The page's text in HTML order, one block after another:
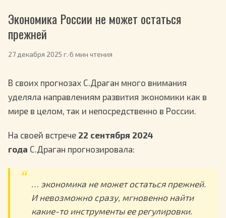
Экономика России не может остаться
прежней
27 декабря 2025 г.·6 мин чтения
В своих прогнозах С.Драган много внимания
уделяла направлениям развития экономики как в
мире в целом, так и непосредственно в России.
На своей встрече 22 сентября 2024
года С.Драган прогнозировала:
… экономика не может остаться прежней.
И невозможно сразу, мгновенно найти
какие-то инструменты ее регулировки.